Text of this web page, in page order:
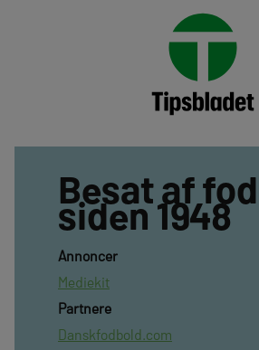
Besat af
siden 1948
Annoncer
Mediekit
Partnere
Danskfodbold.com